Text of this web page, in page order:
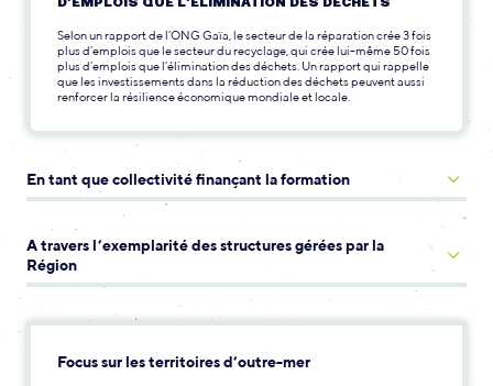
Selon un rapport de l’ONG Gaïa, le secteur de la réparation crée 3 fois
plus d’emplois que le secteur du recyclage, qui crée lui-même 50 fois
plus d’emplois que l’élimination des déchets. Un rapport qui rappelle
que les investissements dans la réduction des déchets peuvent aussi
renforcer la résilience économique mondiale et locale.
En tant que collectivité finançant la formation
A travers l’exemplarité des structures gérées par la
Région
Focus sur les territoires d’outre-mer